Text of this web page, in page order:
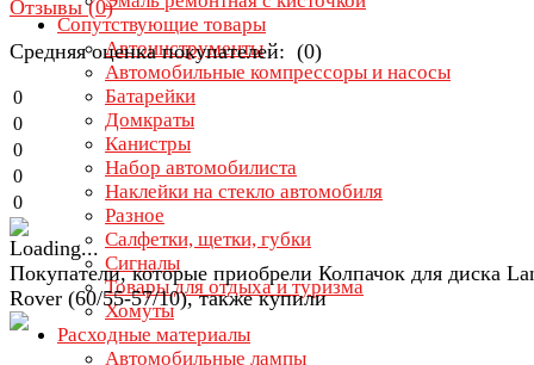
Сопутствующие товары
Автоинструменты
Автомобильные компрессоры и насосы
Батарейки
Домкраты
Канистры
Набор автомобилиста
Наклейки на стекло автомобиля
Разное
Салфетки, щетки, губки
Сигналы
Товары для отдыха и туризма
Хомуты
Расходные материалы
Автомобильные лампы
Отзывы (0)
Средняя оценка покупателей: (0)
0
0
0
0
0
Покупатели, которые приобрели Колпачок для диска
Rover (60/55-57/10), также купили